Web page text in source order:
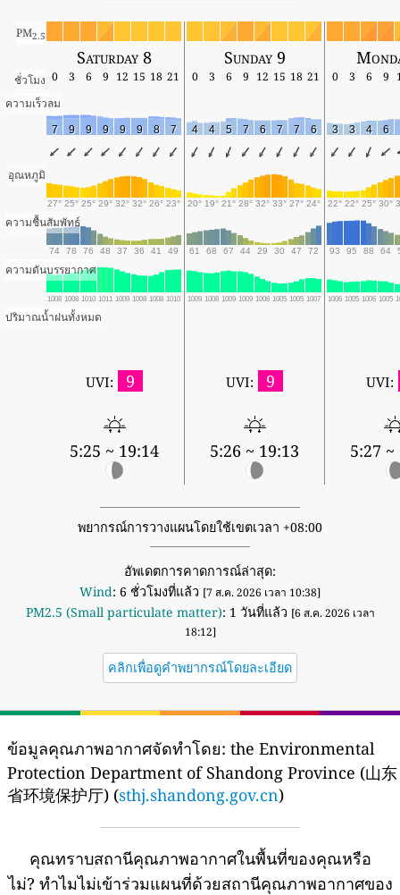
PM2.5
Saturday 8 Sunday 9
ชั่วโมง 0 3 6 9 12 15 18 21 0 3 6 9 12 15 18 21 0 3 6 9
ความเร็วลม
7 9 9 9 9 9 8 7 4 4 5 7 6 7 7 6 3 3 4 6
อุณหภูมิ
27° 25° 25° 29° 32° 32° 26° 23° 20° 19° 21° 28° 32° 33° 27° 24° 22° 22° 25° 30°
ความชื้นสัมพัทธ์
74 78 76 48 37 36 41 49 61 68 67 44 29 30 47 72 93 95 88 64
ความดันบรรยากาศ
1008 1008 1010 1011 1009 1008 1008 1010 1009 1008 1009 1009 1006 1005 1005 1007 1006 1005 1006 1005
ปริมาณน้ำฝนทั้งหมด
UVI: 9
5:25 ~ 19:14
UVI: 9
5:26 ~ 19:13
UVI:
5:27 ~
พยากรณ์การวางแผนโดยใช้เขตเวลา +08:00
อัพเดตการคาดการณ์ล่าสุด:
Wind: 6 ชั่วโมงที่แล้ว [7 ส.ค. 2026 เวลา 10:38]
PM2.5 (Small particulate matter): 1 วันที่แล้ว [6 ส.ค. 2026 เวลา
18:12]
คลิกเพื่อดูคำพยากรณ์โดยละเอียด
ข้อมูลคุณภาพอากาศจัดทำโดย: the Environmental
Protection Department of Shandong Province (山东
省环境保护厅) (sthj.shandong.gov.cn)
คุณทราบสถานีคุณภาพอากาศในพื้นที่ของคุณหรือ
ไม่? ทำไมไม่เข้าร่วมแผนที่ด้วยสถานีคุณภาพอากาศของ